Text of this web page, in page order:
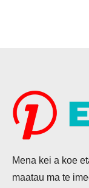
Mena kei a koe
maatau ma te